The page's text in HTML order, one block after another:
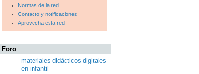
Normas de la red
Contacto y notificaciones
Aprovecha esta red
Foro
materiales didácticos digitales
en infantil